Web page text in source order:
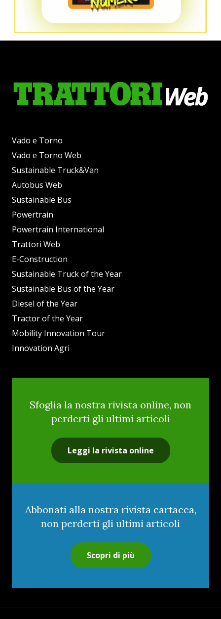
Vado e Torno
Vado e Torno Web
Sustainable Truck&Van
Autobus Web
Sustainable Bus
Powertrain
Powertrain International
Trattori Web
E-Construction
Sustainable Truck of the Year
Sustainable Bus of the Year
Diesel of the Year
Tractor of the Year
Mobility Innovation Tour
Innovation Agri
Sfoglia la nostra rivista online, non
perderti gli ultimi articoli
Leggi la rivista online
Abbonati alla nostra rivista cartacea,
non perderti gli ultimi articoli
Scopri di più